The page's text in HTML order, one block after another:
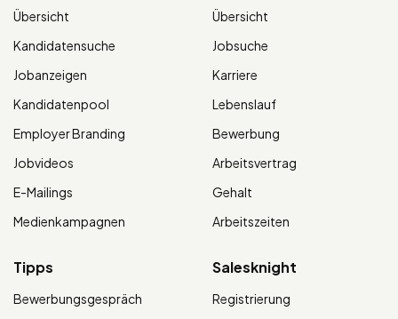
Übersicht
Kandidatensuche
Jobanzeigen
Kandidatenpool
Employer Branding
Jobvideos
E-Mailings
Medienkampagnen
Übersicht
Jobsuche
Karriere
Lebenslauf
Bewerbung
Arbeitsvertrag
Gehalt
Arbeitszeiten
Tipps
Bewerbungsgespräch
Salesknight
Registrierung